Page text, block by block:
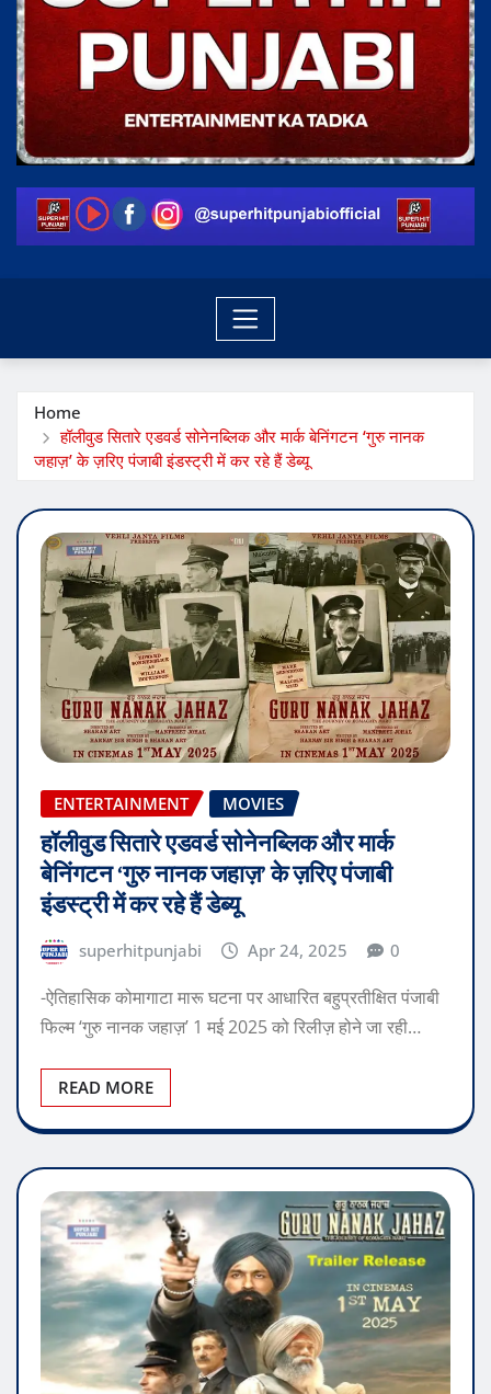
Home
हॉलीवुड सितारे एडवर्ड सोनेनब्लिक और मार्क बेनिंगटन ‘गुरु नानक
जहाज़’ के ज़रिए पंजाबी इंडस्ट्री में कर रहे हैं डेब्यू
ENTERTAINMENT MOVIES
हॉलीवुड सितारे एडवर्ड सोनेनब्लिक और मार्क
बेनिंगटन ‘गुरु नानक जहाज़’ के ज़रिए पंजाबी
इंडस्ट्री में कर रहे हैं डेब्यू
superhitpunjabi Apr 24, 2025 0
-ऐतिहासिक कोमागाटा मारू घटना पर आधारित बहुप्रतीक्षित पंजाबी
फिल्म ‘गुरु नानक जहाज़’ 1 मई 2025 को रिलीज़ होने जा रही…
READ MORE